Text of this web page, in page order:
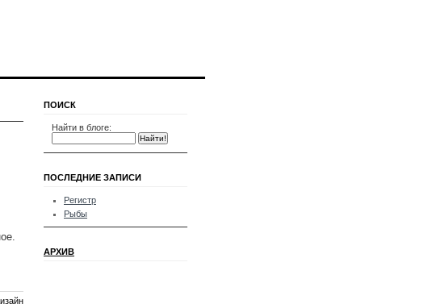
ПОИСК
Найти в блоге:
ПОСЛЕДНИЕ ЗАПИСИ
Регистр
Рыбы
АРХИВ